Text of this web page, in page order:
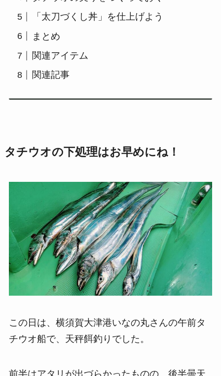
「太刀づくし丼」を仕上げよう
まとめ
関連アイテム
関連記事
タチウオの下処理はお早めにね！
この日は、横須賀大津港いなの丸さんの午前タ
チウオ船で、天秤餌釣りでした。
前半はアタリが出づらかったものの、後半曇天